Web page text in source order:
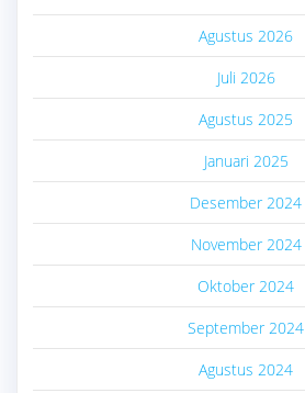
Agustus 2026
Juli 2026
Agustus 2025
Januari 2025
Desember 2024
November 2024
Oktober 2024
September 2024
Agustus 2024